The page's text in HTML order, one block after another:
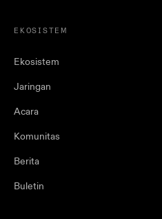
EKOSISTEM
Ekosistem
Jaringan
Acara
Komunitas
Berita
Buletin